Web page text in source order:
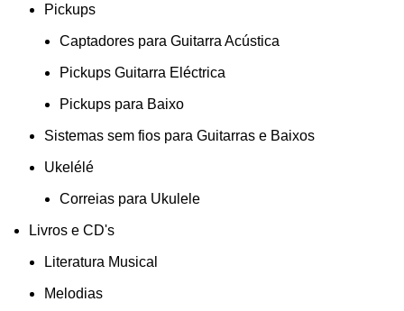
Pickups
Captadores para Guitarra Acústica
Pickups Guitarra Eléctrica
Pickups para Baixo
Sistemas sem fios para Guitarras e Baixos
Ukelélé
Correias para Ukulele
Livros e CD's
Literatura Musical
Melodias